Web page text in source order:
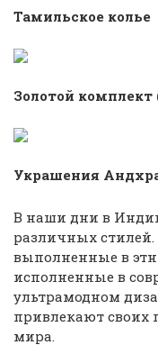
Тамильское колье
Золотой
Украшения
В наши дни в
различных
выполненные в
исполненные в
ультрамодном
привлекают своих
мира.